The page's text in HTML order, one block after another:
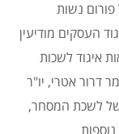
של פורום נשות
העסקים מודיעין
איגוד לשכות
דרור אטרי, יו"ר
של לשכת המסחר,